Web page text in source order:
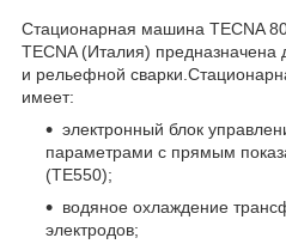
Стационарная машина TECNA
TECNA (Италия) предназначена
и рельефной
имеет:
электронный блок
параметрами с прямым
(TE550);
водяное охлаждение
электродов;